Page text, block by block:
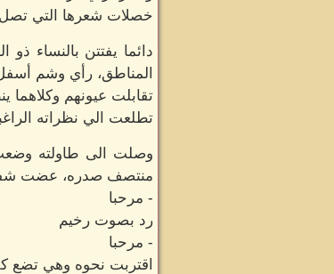
خصلات شعرها التي
دائما يفتتن بالنساء
المناطق، رأي وشم
تقابلت عيونهم وكلاهما
تطلعت الي نظراته
وصلت الى طاولته
منتصف صدره، عضت
- مرحبا
رد بصوت رخيم
- مرحبا
اقتربت نحوه وهي تضع